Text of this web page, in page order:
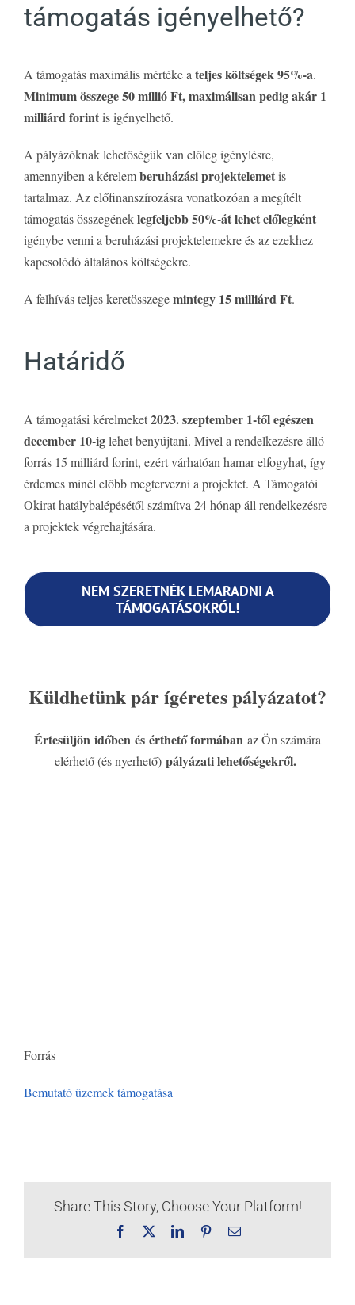
támogatás igényelhető?
A támogatás maximális mértéke ateljes költségek 95%-a.
Minimum összege 50 millió Ft, maximálisan pedig akár 1
milliárd forintis igényelhető.
A pályázóknak lehetőségük van előleg igénylésre,
amennyiben a kérelemberuházási projektelemetis
tartalmaz. Az előfinanszírozásra vonatkozóan a megítélt
támogatás összegéneklegfeljebb 50%-át lehet előlegként
igénybe venni a beruházási projektelemekre és az ezekhez
kapcsolódó általános költségekre.
A felhívás teljes keretösszegemintegy 15 milliárd Ft.
Határidő
A támogatási kérelmeket2023. szeptember 1-től egészen
december 10-iglehet benyújtani. Mivel a rendelkezésre álló
forrás 15 milliárd forint, ezért várhatóan hamar elfogyhat, így
érdemes minél előbb megtervezni a projektet. A Támogatói
Okirat hatálybalépésétől számítva 24 hónap áll rendelkezésre
a projektek végrehajtására.
NEM SZERETNÉK LEMARADNI A
TÁMOGATÁSOKRÓL!
Küldhetünk pár ígéretes pályázatot?
Értesüljön időben és érthető formában az Ön számára
elérhető (és nyerhető) pályázati lehetőségekről.
Forrás
Bemutató üzemek támogatása
Share This Story, Choose Your Platform!
Facebook LinkedInPinterestEmail: